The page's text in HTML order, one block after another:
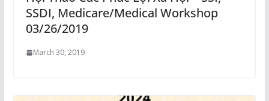
SSDI, Medicare/Medical Workshop
03/26/2019
March 30, 2019